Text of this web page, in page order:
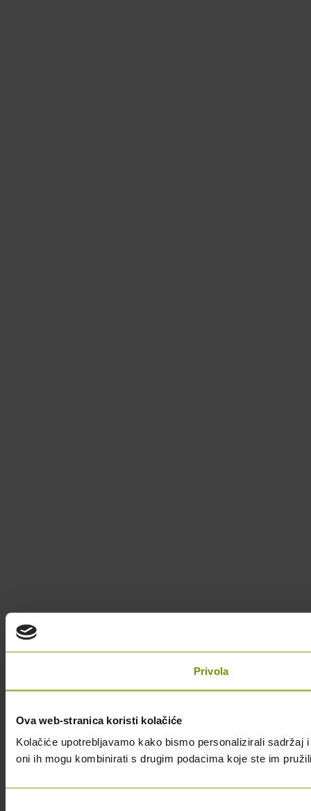
Privola
Ova web-stranica koristi kolačiće
Kolačiće upotrebljavamo kako bismo personalizirali
oni ih mogu kombinirati s drugim podacima koje ste im